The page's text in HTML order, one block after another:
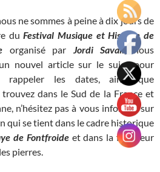
ne sommes à peine à dix jours de
duFestival Musique et Histoire de
organisé par Jordi Savall, nous
nouvel article sur le sujet pour
rappeler les dates, ainsi que
dans le Sud de la France et
n’hésitez pas à vous informer sur
qui se tient dans le cadre historique
de Fontfroideet dans la fraîcheur
pierres.